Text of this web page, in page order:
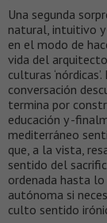
Una segunda
natural, intuitivo y
en el modo de
vida del
culturas
conversación
termina por
educación y -
mediterráneo
que, a la vista,
sentido del
ordenada hasta
autónoma si
culto sentido